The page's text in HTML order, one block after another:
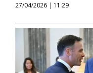
27/04/2026 | 11:29